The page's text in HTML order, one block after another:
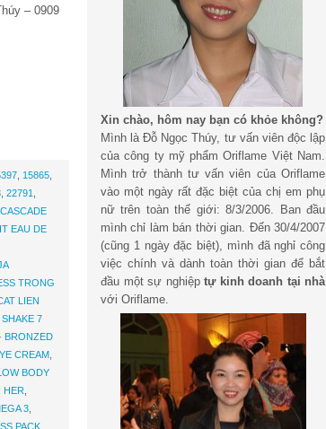
– 0909
15865
22791
CASCADE
EAU DE
TRONG
LIEN
7
BRONZED
CREAM
BODY
HER
3
PACK
Xin chào, hôm nay bạn có khỏe không?
Mình là Đỗ Ngọc Thúy, tư vấn viên độc lập
của công ty mỹ phẩm Oriflame Việt Nam.
Mình trở thành tư vấn viên của Oriflame
vào một ngày rất đặc biệt của chị em phụ
nữ trên toàn thế giới: 8/3/2006. Ban đầu
mình chỉ làm bán thời gian. Đến 30/4/2007
(cũng 1 ngày đặc biệt), mình đã nghỉ công
việc chính và dành toàn thời gian để bắt
đầu một sự nghiệp tự kinh doanh tại nhà
với Oriflame.